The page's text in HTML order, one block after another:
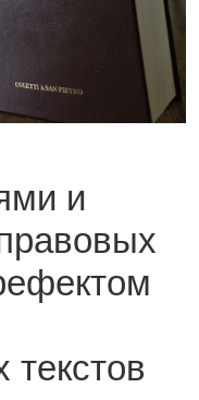
и
текстов